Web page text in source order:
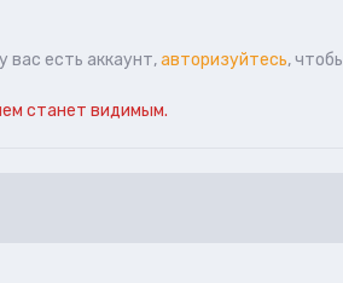
вас есть аккаунт,авторизуйтесь,
станет видимым.